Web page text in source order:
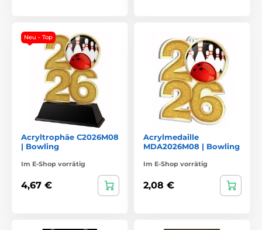
Neu - Top
Acryltrophäe C2026M08
| Bowling
Im E-Shop vorrätig
4,67 €
Acrylmedaille
MDA2026M08 | Bowling
Im E-Shop vorrätig
2,08 €